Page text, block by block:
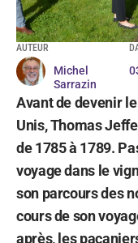
AUTEUR
Michel
Sarrazin
Avant de devenir
Unis, Thomas
de 1785 à 1789.
voyage dans le
son parcours des
cours de son
après, les